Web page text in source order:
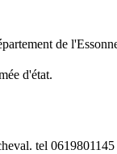
de
d'état.
tel 0619801145